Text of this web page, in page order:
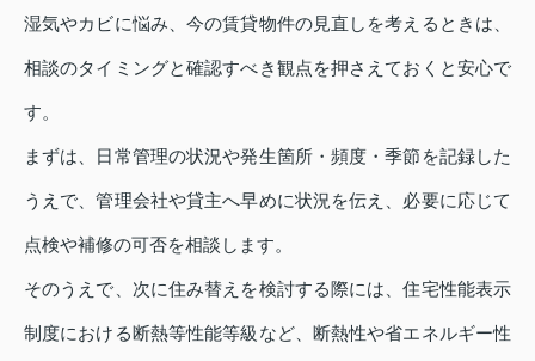
湿気やカビに悩み、今の賃貸物件の見直しを考えるときは、
相談のタイミングと確認すべき観点を押さえておくと安心で
す。
まずは、日常管理の状況や発生箇所・頻度・季節を記録した
うえで、管理会社や貸主へ早めに状況を伝え、必要に応じて
点検や補修の可否を相談します。
そのうえで、次に住み替えを検討する際には、住宅性能表示
制度における断熱等性能等級など、断熱性や省エネルギー性